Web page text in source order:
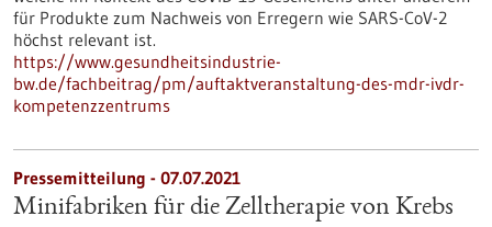
für Produkte zum Nachweis von Erregern wie SARS-CoV-2
höchst relevant ist.
https://www.gesundheitsindustrie-
bw.de/fachbeitrag/pm/auftaktveranstaltung-des-mdr-ivdr-
kompetenzzentrums
Pressemitteilung - 07.07.2021
Minifabriken für die Zelltherapie von Krebs